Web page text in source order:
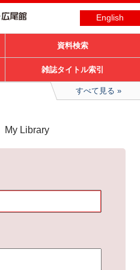
English
資料検索
雑誌タイトル索引
すべて見る
My Library